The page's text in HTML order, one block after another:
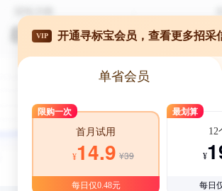
VIP 开通寻标宝会员，查看更多招采
单省会员
限购一次
首月试用
¥14.9 ¥39
每日仅0.48元
最划算
12
¥
每日